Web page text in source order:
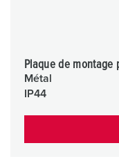
Plaque de montage
Métal
IP44